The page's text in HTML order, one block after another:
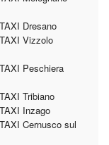
Dresano
Vizzolo
Peschiera
Tribiano
Inzago
Cernusco sul